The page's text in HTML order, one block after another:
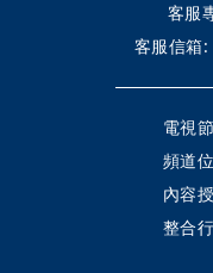
客服
客服信箱:
電視
頻道
內容
整合